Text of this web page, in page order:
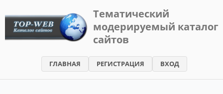
TOP-
WEB
-
Каталог
Тематический
модерируемый каталог
сайтов
ГЛАВНАЯ РЕГИСТРАЦИЯ ВХОД